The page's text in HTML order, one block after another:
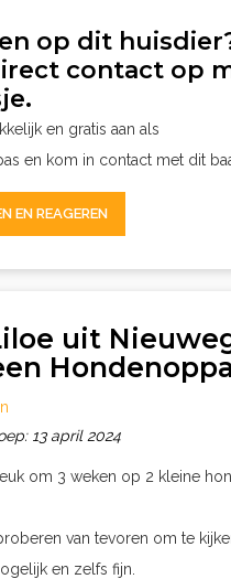
op dit
contact op
en gratis aan als
en kom in contact met dit
EN REAGEREN
uit
13 april 2024
om 3 weken op 2 kleine
van tevoren om te
en zelfs fijn.